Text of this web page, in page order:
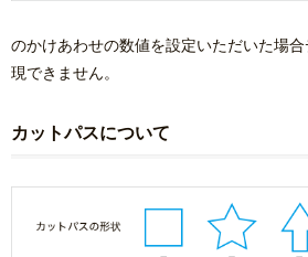
のかけあわせの数値を設定いただいた場
現できません。
カットパスについて